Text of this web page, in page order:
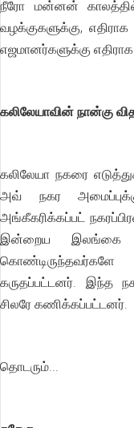
நீரோ மன்னன் காலத்தில்
வழக்குகளுக்கு, எதிராக
எஜமானர்களுக்கு எதிராக
கலிலேயாவின் நான்கு
கலிலேயா நகரை
அவ் நகர
அங்கீகரிக்கப்பட்
இன்றைய இலங்கை
கருதப்பட்டனர். இந்த
சிலரே கணிக்கப்பட்டனர்.
தொடரும்...